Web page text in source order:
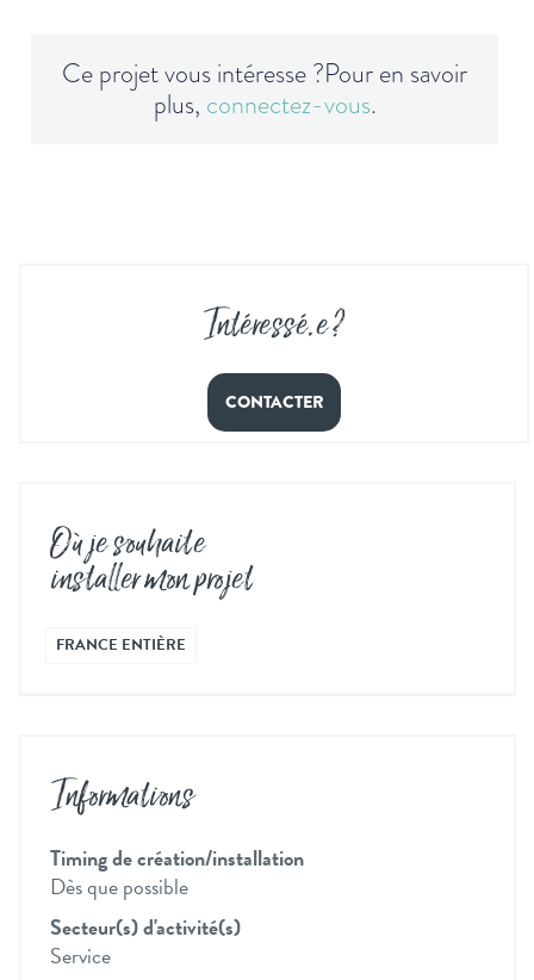
Ce projet vous intéresse ?Pour en savoir
plus, connectez-vous.
Intéressé.e ?
CONTACTER
Où je souhaite
installer mon projet
FRANCE ENTIÈRE
Informations
Timing de création/installation
Dès que possible
Secteur(s) d'activité(s)
Service